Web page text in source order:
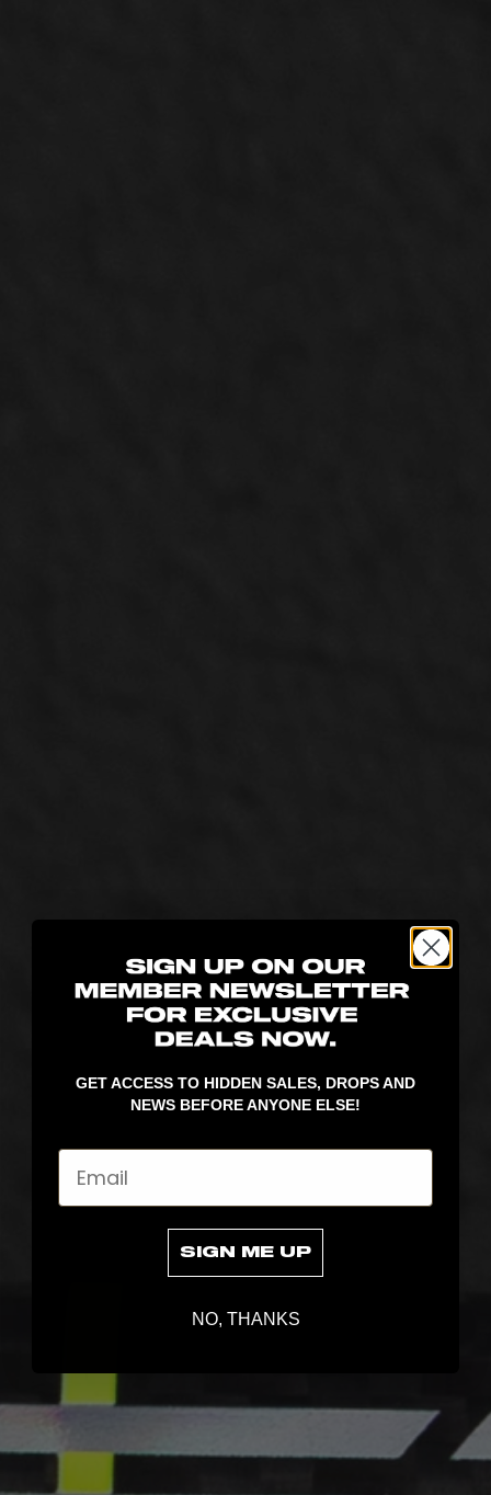
GET ACCESS TO HIDDEN SALES, DROPS AND
NEWS BEFORE ANYONE ELSE!
SIGN ME UP
NO, THANKS